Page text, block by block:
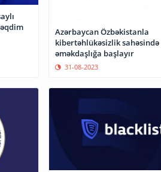
Azərbaycan Özbəkistanla
kibertəhlükəsizlik sahəsində
əməkdaşlığa başlayır
31-08-2023